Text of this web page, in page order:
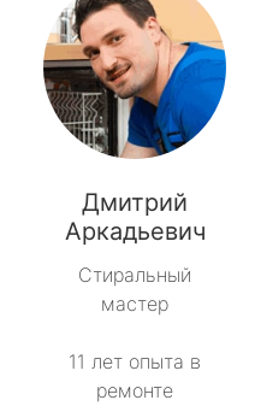
Дмитрий
Аркадьевич
Стиральный
мастер
11 лет опыта в
ремонте